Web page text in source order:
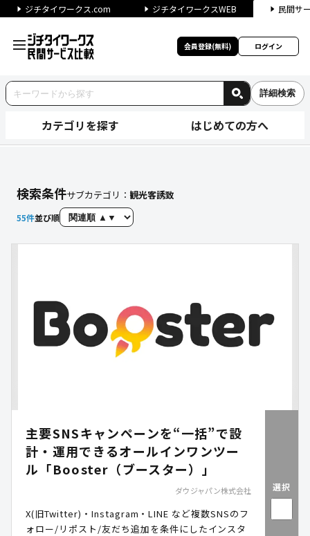
ジチタイワークス.com ジチタイワークスWEB 民間サ
会員登録(無料) ログイン
詳細検索
カテゴリを探す はじめての方へ
検索条件サブカテゴリ： 観光客誘致
55件並び順
主要SNSキャンペーンを“一括”で設
計・運用できるオールインワンツー
ル「Booster（ブースター）」
ダウジャパン株式会社
X(旧Twitter)・Instagram・LINE など複数SNSのフ
ォロー/リポスト/友だち追加を条件にしたインスタ
選択